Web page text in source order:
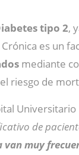
tipo 2,
es un
mediante
riesgo de
de
muy